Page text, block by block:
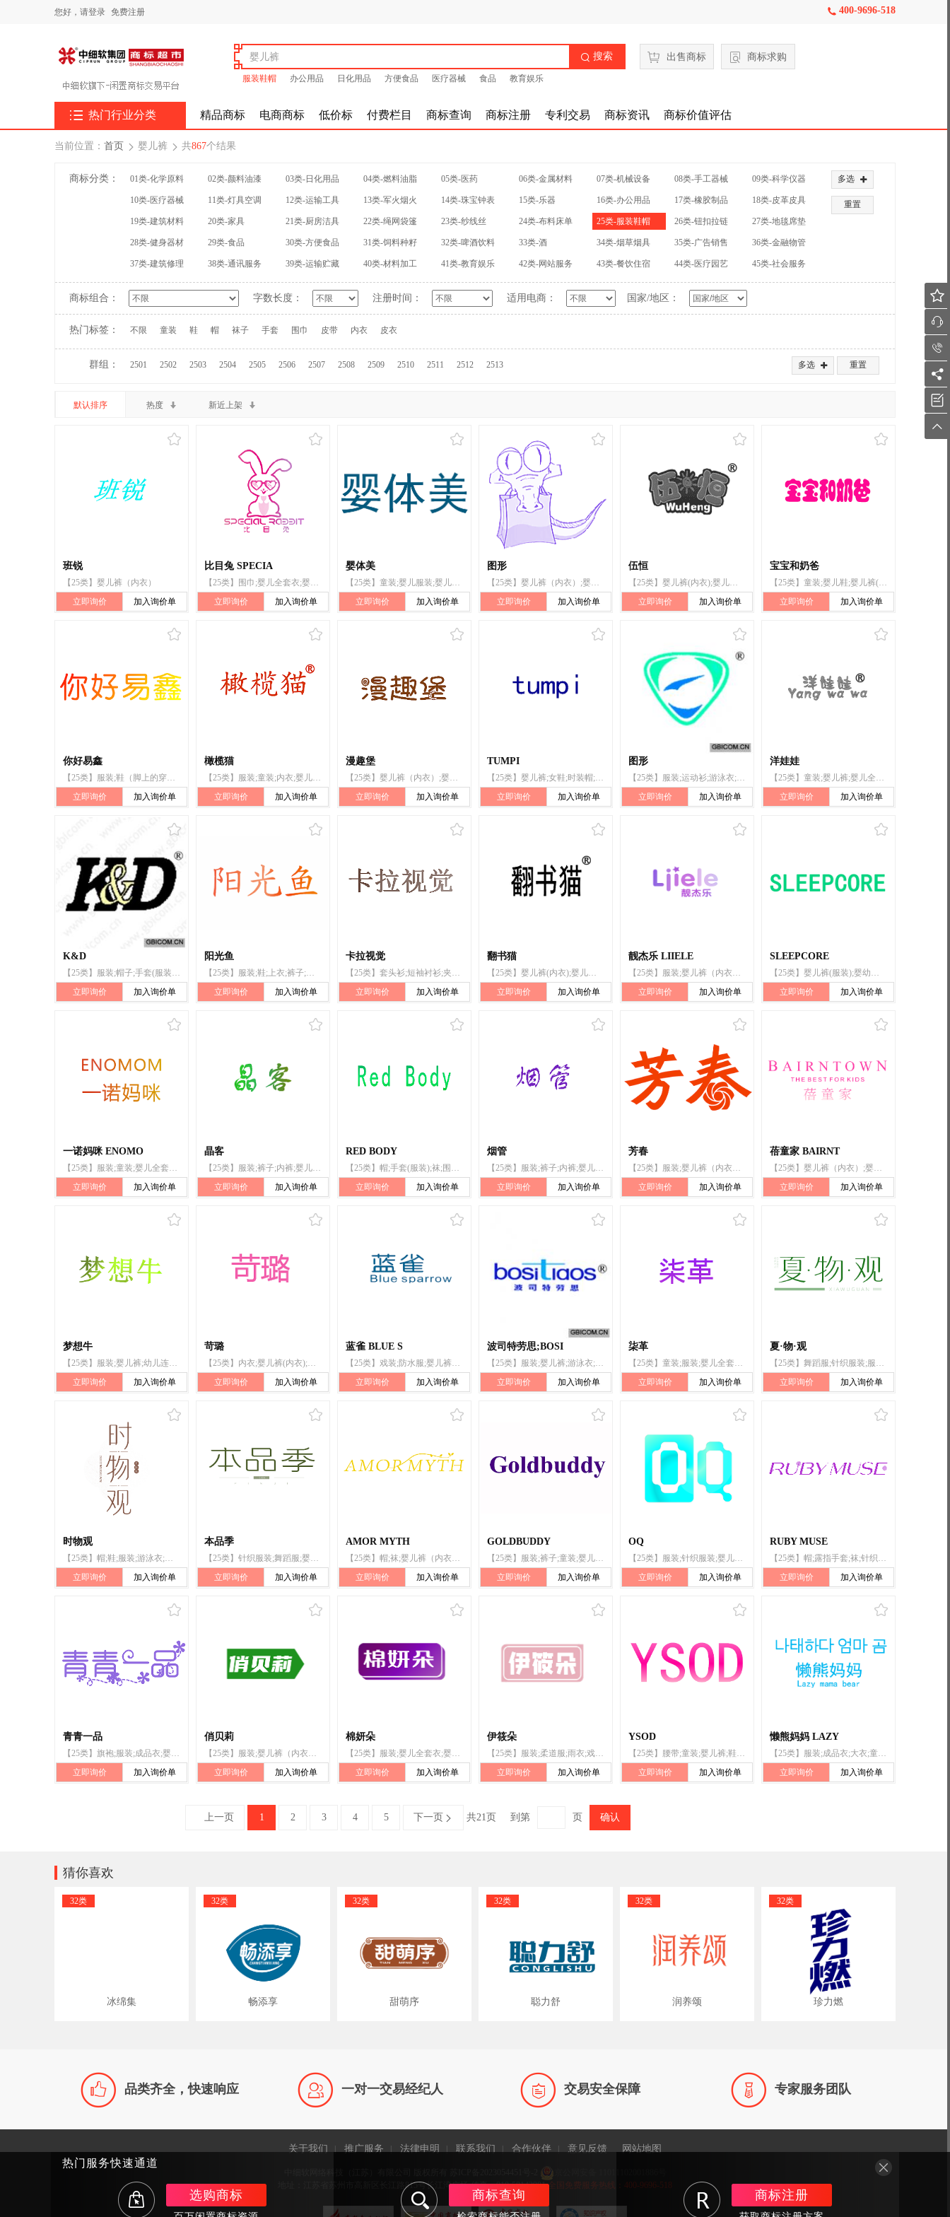
您好， 请登录 免费注册  400-9696-518
 搜索
服装鞋帽 办公用品 日化用品 方便食品 医疗器械 食品 教育娱乐
出售商标 商标求购
 热门行业分类 精品商标 电商商标 低价标 付费栏目 商标查询 商标注册 专利交易 商标资讯 商标价值评估
当前位置： 首页  婴儿裤  共867个结果
多选 
重置
商标分类： 01类-化学原料 02类-颜料油漆 03类-日化用品 04类-燃料油脂 05类-医药 06类-金属材料 07类-机械设备 08类-手工器械 09类-科学仪器
10类-医疗器械 11类-灯具空调 12类-运输工具 13类-军火烟火 14类-珠宝钟表 15类-乐器 16类-办公用品 17类-橡胶制品 18类-皮革皮具
19类-建筑材料 20类-家具 21类-厨房洁具 22类-绳网袋篷 23类-纱线丝 24类-布料床单 25类-服装鞋帽 26类-钮扣拉链 27类-地毯席垫
28类-健身器材 29类-食品 30类-方便食品 31类-饲料种籽 32类-啤酒饮料 33类-酒 34类-烟草烟具 35类-广告销售 36类-金融物管
37类-建筑修理 38类-通讯服务 39类-运输贮藏 40类-材料加工 41类-教育娱乐 42类-网站服务 43类-餐饮住宿 44类-医疗园艺 45类-社会服务
商标组合： 字数长度： 注册时间： 适用电商： 国家/地区：
热门标签： 不限 童装 鞋 帽 袜子 手套 围巾 皮带 内衣 皮衣
多选  重置
群组： 2501 2502 2503 2504 2505 2506 2507 2508 2509 2510 2511 2512 2513
默认排序 热度 新近上架
班锐
【25类】婴儿裤（内衣）
立即询价
加入询价单
比目兔 SPECIA
【25类】围巾;婴儿全套衣;婴儿裤（内衣）;帽子;服装;睡衣;童装;腰带;袜;鞋
立即询价
加入询价单
婴体美
【25类】童装;婴儿服装;婴儿上衣;婴儿鞋;婴儿连体衣;婴儿裤;鞋;非纸制围涎;婴儿全套衣;围巾;手套(服装);婴儿裤(内衣);帽;服装;披肩;服装带(衣服);袜
立即询价
加入询价单
图形
【25类】婴儿裤（内衣）;婴儿全套衣;婴儿裤（服装）;婴儿裤;婴儿睡衣裤;婴儿鞋;婴幼儿用开裆衫;服装;儿童帽;童装
立即询价
加入询价单
伍恒
【25类】婴儿裤(内衣);婴儿全套衣;非纸制围涎;婴儿裤;服装;睡衣;内衣;鞋;帽;袜
立即询价
加入询价单
宝宝和奶爸
【25类】童装;婴儿鞋;婴儿裤(服装);服装;婴儿裤(内衣);婴儿全套衣;非纸制围涎;鞋;袜;婴儿裤
立即询价
加入询价单
你好易鑫
【25类】服装;鞋（脚上的穿着物）;帽子（头戴）;袜;皮带（服饰用）;婴儿裤（内衣）;婴儿裤;婴儿裤（服装）;内衣
立即询价
加入询价单
橄榄猫
【25类】服装;童装;内衣;婴儿裤（内衣）;婴儿全套衣;婴儿裤;婴儿鞋;非纸制围涎;袜
立即询价
加入询价单
漫趣堡
【25类】婴儿裤（内衣）;婴儿全套衣;婴儿裤;婴儿鞋;服装;跆拳道服;帽;袜;围巾
立即询价
加入询价单
TUMPI
【25类】婴儿裤;女鞋;时装帽;袜;针织手套;婚纱
立即询价
加入询价单
图形
【25类】服装;运动衫;游泳衣;婴儿裤
立即询价
加入询价单
洋娃娃
【25类】童装;婴儿裤;婴儿全套衣;婴儿睡袋
立即询价
加入询价单
K&D
【25类】服装;帽子;手套(服装);围巾;婴儿裤;鞋
立即询价
加入询价单
阳光鱼
【25类】服装;鞋;上衣;裤子;裙子;婚纱;婴儿裤(内衣);面纱(服装)
立即询价
加入询价单
卡拉视觉
【25类】套头衫;短袖衬衫;夹克（服装）;连衣裙;服装;婴儿裤（内衣）;婴儿全套衣;非纸制围涎;婴儿裤（服装）;帽子（头戴）
立即询价
加入询价单
翻书猫
【25类】婴儿裤(内衣);婴儿全套衣;非纸制围涎;婴儿睡袋;婴儿鞋;婴儿裤;婴儿靴;服装;衬衫;成品衣;裤子
立即询价
加入询价单
靓杰乐 LIIELE
【25类】服装;婴儿裤（内衣）;套服;裤子;婴儿全套衣;帽子（头戴）;非纸制围涎;鞋（脚上的穿着物）;短袜;婴儿裤（服装）
立即询价
加入询价单
SLEEPCORE
【25类】婴儿裤(服装);婴幼儿用开裆衫;婴儿睡衣裤;婴儿鞋;婴儿裤;幼儿连体衣;服装;婴儿裤(内衣);婴儿全套衣;婴儿连体衣
立即询价
加入询价单
一诺妈咪 ENOMO
【25类】服装;童装;婴儿全套衣;婴儿裤（服装）;婴儿裤（内衣）;睡衣裤;内衣;毛衣;妇女腹带;裤子
立即询价
加入询价单
晶客
【25类】服装;裤子;内裤;婴儿裤;游泳衣;鞋;帽;袜裤;披肩;婚纱
立即询价
加入询价单
RED BODY
【25类】帽;手套(服装);袜;围巾;鞋;腰带;婴儿裤;婴儿全套衣
立即询价
加入询价单
烟管
【25类】服装;裤子;内裤;婴儿裤;游泳衣;鞋;帽;袜裤;披肩;婚纱
立即询价
加入询价单
芳春
【25类】服装;婴儿裤（内衣）;婴儿全套衣;非纸制围涎;婴儿裤（服装）;鞋（脚上的穿着物）;帽;袜;手套（服装）;衣服吊带
立即询价
加入询价单
蓓童家 BAIRNT
【25类】婴儿裤（内衣）;婴儿全套衣;婴儿裤（服装）;套服;衬衫;鞋（脚上的穿着物）;围巾;袜;帽子（头戴）;手套（服装）
立即询价
加入询价单
梦想牛
【25类】服装;婴儿裤;幼儿连体衣;婴儿鞋;婴儿连体衣;婴儿裤(服装);婴儿绒线鞋;婴幼儿用开裆衫;婴儿全套衣;婴儿裤(内衣)
立即询价
加入询价单
苛璐
【25类】内衣;婴儿裤(内衣);防水服;鞋(脚上的穿着物);袜;围巾
立即询价
加入询价单
蓝雀 BLUE S
【25类】戏装;防水服;婴儿裤（服装）;靴;手套（服装）;钱带（服装）
立即询价
加入询价单
波司特劳思;BOSI
【25类】服装;婴儿裤;游泳衣;雨衣;帽;手套(服装);服装带(衣服)
立即询价
加入询价单
柒革
【25类】童装;服装;婴儿全套衣;婴儿裤;婴儿裤（服装）;婴儿睡衣裤;婴儿鞋;婴儿靴;婴儿连体衣;婴儿绒线鞋;幼儿连体衣;婴儿裤（内衣）;婴幼儿用开裆衫
立即询价
加入询价单
夏·物·观
【25类】舞蹈服;针织服装;服装;围巾;鞋;袜;帽;婴儿裤（内衣）;露指手套;游泳衣
立即询价
加入询价单
时物观
【25类】帽;鞋;服装;游泳衣;舞蹈服;围巾;针织服装;露指手套;婴儿裤（内衣）;袜
立即询价
加入询价单
本品季
【25类】针织服装;舞蹈服;婴儿裤（内衣）;鞋;围巾;服装;游泳衣;袜;帽;露指手套
立即询价
加入询价单
AMOR MYTH
【25类】帽;袜;婴儿裤（内衣）;服装;围巾;针织服装;游泳衣;舞蹈服;鞋;露指手套
立即询价
加入询价单
GOLDBUDDY
【25类】服装;裤子;童装;婴儿裤（内衣）;婴儿全套衣;鞋;帽子;袜;婴儿睡袋;背带
立即询价
加入询价单
OQ
【25类】服装;针织服装;婴儿裤（内衣）;游泳衣;舞蹈服;鞋;帽;袜;露指手套;围巾
立即询价
加入询价单
RUBY MUSE
【25类】帽;露指手套;袜;针织服装;鞋;婴儿裤（内衣）;游泳衣;服装;围巾;舞蹈服
立即询价
加入询价单
青青一品
【25类】旗袍;服装;成品衣;婴儿裤(内衣);鞋;帽;袜;围巾;手套(服装);婚纱
立即询价
加入询价单
俏贝莉
【25类】服装;婴儿裤（内衣）;体操服;雨衣;戏装;鞋;帽;袜;手套（服装）;围巾
立即询价
加入询价单
棉妍朵
【25类】服装;婴儿全套衣;婴儿裤;游泳衣;雨衣;戏装;鞋;帽;袜;睡眠用眼罩
立即询价
加入询价单
伊筱朵
【25类】服装;柔道服;雨衣;戏装;鞋;帽;袜;手套（服装）;围巾;婴儿裤（内衣）
立即询价
加入询价单
YSOD
【25类】腰带;童装;婴儿裤;鞋（脚上的穿着物）;袜;手套（服装）;服装;防水服;帽子;披肩
立即询价
加入询价单
懒熊妈妈 LAZY
【25类】服装;成品衣;大衣;童装;内衣;婴儿裤(内衣);婴儿全套衣;鞋;帽子(头戴);袜
立即询价
加入询价单
上一页 1 2 3 4 5 下一页  共21页 到第 页 确认
猜你喜欢
32类
冰绵集
32类
畅添享
32类
甜萌序
32类
聪力舒
32类
润养颂
32类
珍力燃
 品类齐全，快速响应  一对一交易经纪人  交易安全保障  专家服务团队
热门服务快速通道
选购商标 商标查询 商标注册
关于我们 推广服务 法律申明 联系我们 合作伙伴 意见反馈 网站地图
地址：江苏省苏州市高新区长江路815号长江湾广场 传真：010-58143981全国免费服务热线：400-9696-518





